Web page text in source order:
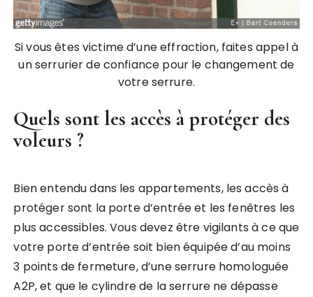
Si vous êtes victime d’une effraction, faites appel à
un serrurier de confiance pour le changement de
votre serrure.
Quels sont les accès à protéger des
voleurs ?
Bien entendu dans les appartements, les accès à
protéger sont la porte d’entrée et les fenêtres les
plus accessibles. Vous devez être vigilants à ce que
votre porte d’entrée soit bien équipée d’au moins
3 points de fermeture, d’une serrure homologuée
A2P, et que le cylindre de la serrure ne dépasse